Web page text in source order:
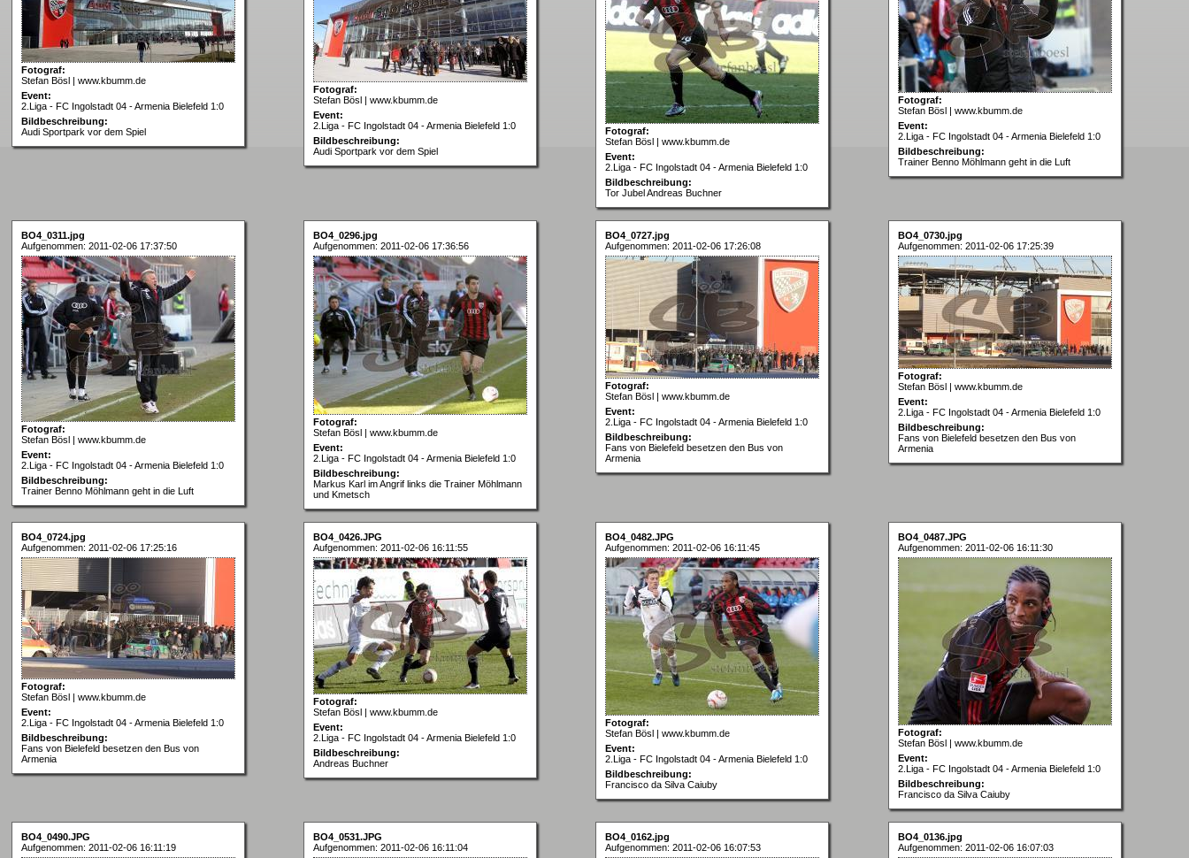
Fotograf:
Stefan Bösl | www.kbumm.de
Event:
2.Liga - FC Ingolstadt 04 - Armenia Bielefeld 1:0
Bildbeschreibung:
Audi Sportpark vor dem Spiel
Fotograf:
Stefan Bösl | www.kbumm.de
Event:
2.Liga - FC Ingolstadt 04 - Armenia Bielefeld 1:0
Bildbeschreibung:
Audi Sportpark vor dem Spiel
Fotograf:
Stefan Bösl | www.kbumm.de
Event:
2.Liga - FC Ingolstadt 04 - Armenia Bielefeld 1:0
Bildbeschreibung:
Tor Jubel Andreas Buchner
Fotograf:
Stefan Bösl | www.kbumm.de
Event:
2.Liga - FC Ingolstadt 04 - Armenia Bielefeld 1:0
Bildbeschreibung:
Trainer Benno Möhlmann geht in die Luft
BO4_0311.jpg
Aufgenommen: 2011-02-06 17:37:50
Fotograf:
Stefan Bösl | www.kbumm.de
Event:
2.Liga - FC Ingolstadt 04 - Armenia Bielefeld 1:0
Bildbeschreibung:
Trainer Benno Möhlmann geht in die Luft
BO4_0296.jpg
Aufgenommen: 2011-02-06 17:36:56
Fotograf:
Stefan Bösl | www.kbumm.de
Event:
2.Liga - FC Ingolstadt 04 - Armenia Bielefeld 1:0
Bildbeschreibung:
Markus Karl im Angrif links die Trainer Möhlmann
und Kmetsch
BO4_0727.jpg
Aufgenommen: 2011-02-06 17:26:08
Fotograf:
Stefan Bösl | www.kbumm.de
Event:
2.Liga - FC Ingolstadt 04 - Armenia Bielefeld 1:0
Bildbeschreibung:
Fans von Bielefeld besetzen den Bus von
Armenia
BO4_0730.jpg
Aufgenommen: 2011-02-06 17:25:39
Fotograf:
Stefan Bösl | www.kbumm.de
Event:
2.Liga - FC Ingolstadt 04 - Armenia Bielefeld 1:0
Bildbeschreibung:
Fans von Bielefeld besetzen den Bus von
Armenia
BO4_0724.jpg
Aufgenommen: 2011-02-06 17:25:16
Fotograf:
Stefan Bösl | www.kbumm.de
Event:
2.Liga - FC Ingolstadt 04 - Armenia Bielefeld 1:0
Bildbeschreibung:
Fans von Bielefeld besetzen den Bus von
Armenia
BO4_0426.JPG
Aufgenommen: 2011-02-06 16:11:55
Fotograf:
Stefan Bösl | www.kbumm.de
Event:
2.Liga - FC Ingolstadt 04 - Armenia Bielefeld 1:0
Bildbeschreibung:
Andreas Buchner
BO4_0482.JPG
Aufgenommen: 2011-02-06 16:11:45
Fotograf:
Stefan Bösl | www.kbumm.de
Event:
2.Liga - FC Ingolstadt 04 - Armenia Bielefeld 1:0
Bildbeschreibung:
Francisco da Silva Caiuby
BO4_0487.JPG
Aufgenommen: 2011-02-06 16:11:30
Fotograf:
Stefan Bösl | www.kbumm.de
Event:
2.Liga - FC Ingolstadt 04 - Armenia Bielefeld 1:0
Bildbeschreibung:
Francisco da Silva Caiuby
BO4_0490.JPG
Aufgenommen: 2011-02-06 16:11:19
BO4_0531.JPG
Aufgenommen: 2011-02-06 16:11:04
BO4_0162.jpg
Aufgenommen: 2011-02-06 16:07:53
BO4_0136.jpg
Aufgenommen: 2011-02-06 16:07:03